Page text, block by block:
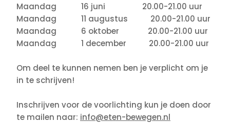
Maandag 16 juni 20.00-21.00 uur
Maandag 11 augustus 20.00-21.00 uur
Maandag 6 oktober 20.00-21.00 uur
Maandag 1 december 20.00-21.00 uur
Om deel te kunnen nemen ben je verplicht om je
in te schrijven!
Inschrijven voor de voorlichting kun je doen door
te mailen naar: info@eten-bewegen.nl